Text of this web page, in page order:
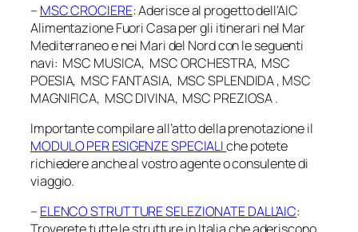
– MSC CROCIERE: Aderisce al progetto dell’AIC
Alimentazione Fuori Casa per gli itinerari nel Mar
Mediterraneo e nei Mari del Nord con le seguenti
navi: MSC MUSICA, MSC ORCHESTRA, MSC
POESIA, MSC FANTASIA, MSC SPLENDIDA , MSC
MAGNIFICA, MSC DIVINA, MSC PREZIOSA .
Importante compilare all’atto della prenotazione il
MODULO PER ESIGENZE SPECIALIche potete
richiedere anche al vostro agente o consulente di
viaggio.
– ELENCO STRUTTURE SELEZIONATE DALL’AIC: